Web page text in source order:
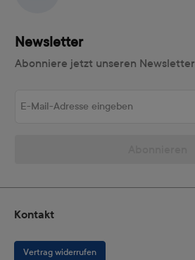
Newsletter
Abonniere jetzt unseren Newsletter
Kontakt
Vertrag widerrufen